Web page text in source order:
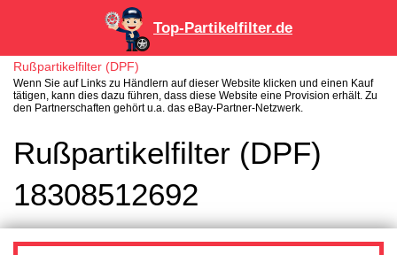
Top-Partikelfilter.de
Rußpartikelfilter (DPF)
Wenn Sie auf Links zu Händlern auf dieser Website klicken und einen Kauf
tätigen, kann dies dazu führen, dass diese Website eine Provision erhält. Zu
den Partnerschaften gehört u.a. das eBay-Partner-Netzwerk.
Rußpartikelfilter (DPF)
18308512692